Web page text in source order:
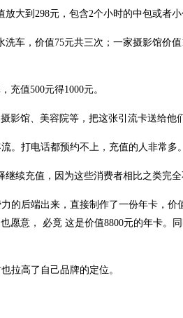
大到298元，包含2个小时的中包或者
车，价值75元共三次；一家摄影馆价
充值500元得1000元。
影馆、美容院等，把这张引流卡送给他
。打电话都预约不上，充值的人非常多。
续充值，因为这些消费者相比之类完
的后端出来，直接制作了一份年卡，
愿意， 必竟 这是价值8800元的年卡。
拉高了自己品牌的定位。